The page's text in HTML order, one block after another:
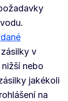
v
nebo
jakékoli
na